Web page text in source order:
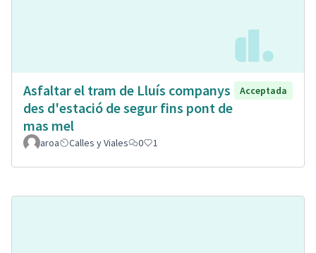
Asfaltar el tram de Lluís companys
des d'estació de segur fins pont de
mas mel
Acceptada
aroa Calles y Viales 0 1